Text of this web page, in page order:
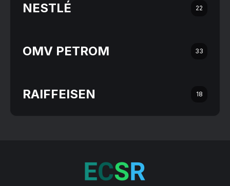
NESTLÉ 22
OMV PETROM 33
RAIFFEISEN 18